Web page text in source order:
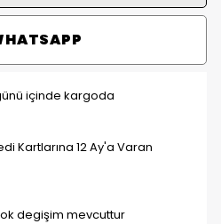
içinde kargoda
Kartlarına 12 Ay'a Varan
degişim mevcuttur